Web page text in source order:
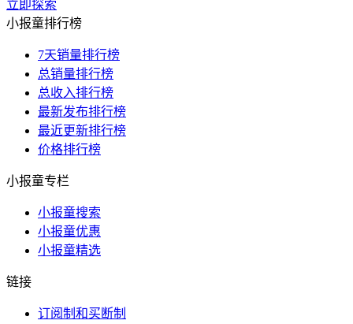
立即探索
小报童排行榜
7天销量排行榜
总销量排行榜
总收入排行榜
最新发布排行榜
最近更新排行榜
价格排行榜
小报童专栏
小报童搜索
小报童优惠
小报童精选
链接
订阅制和买断制